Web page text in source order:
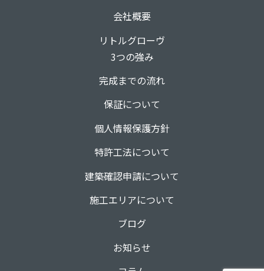
会社概要
リトルグローヴ
3つの強み
完成までの流れ
保証について
個人情報保護方針
特許工法について
建築確認申請について
施工エリアについて
ブログ
お知らせ